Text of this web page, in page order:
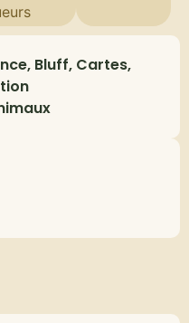
Bluff, Cartes,